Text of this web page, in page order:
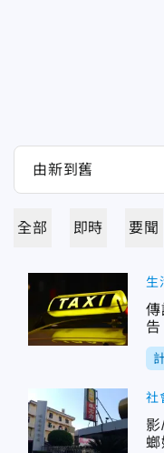
全部 即時 要聞
生
傳
社